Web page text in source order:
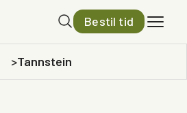
Bestil tid
Tannstein